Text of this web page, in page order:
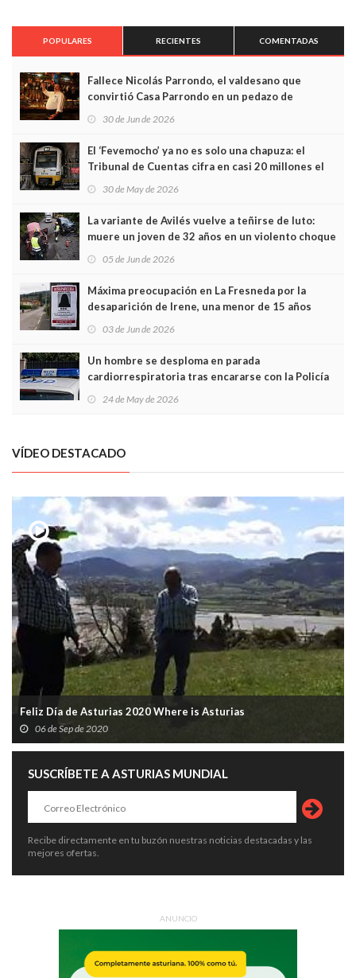
POPULARES RECIENTES COMENTADAS
Fallece Nicolás Parrondo, el valdesano que
convirtió Casa Parrondo en un pedazo de
Asturias en Madrid
30 de Jun de 2026
El ‘Fevemocho’ ya no es solo una chapuza: el
Tribunal de Cuentas cifra en casi 20 millones el
sobrecoste de los trenes que no cabían por los
30 de May de 2026
La variante de Avilés vuelve a teñirse de luto:
muere un joven de 32 años en un violento choque
frontal
05 de Jun de 2026
Máxima preocupación en La Fresneda por la
desaparición de Irene, una menor de 15 años
03 de Jun de 2026
Un hombre se desploma en parada
cardiorrespiratoria tras encararse con la Policía
Local en Luanco
24 de May de 2026
VÍDEO DESTACADO
Feliz Día de Asturias 2020 Where is Asturias
06 de Sep de 2020
SUSCRÍBETE A ASTURIAS MUNDIAL
Recibe directamente en tu buzón nuestras noticias destacadas y las
mejores ofertas.
ANUNCIO